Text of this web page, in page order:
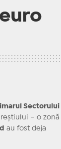
Sectorului
– o zonă
au fost deja